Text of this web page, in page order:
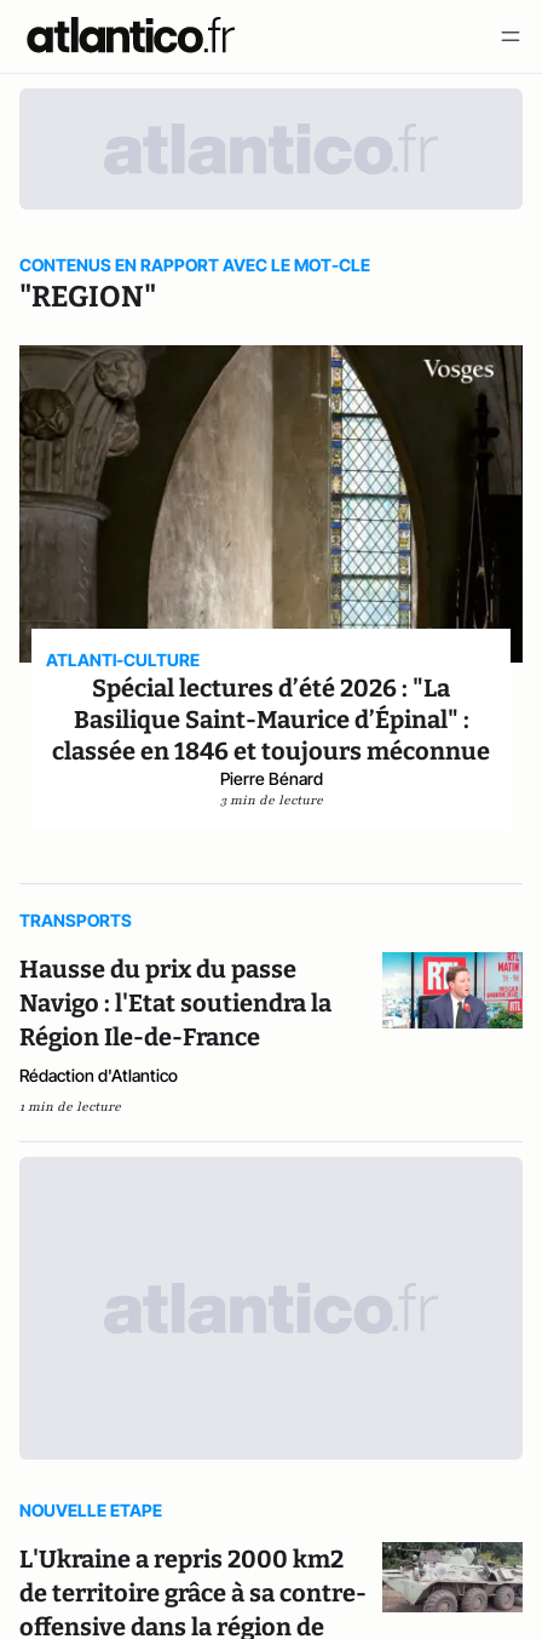
CONTENUS EN RAPPORT AVEC LE MOT-CLE
"REGION"
ATLANTI-CULTURE
Spécial lectures d’été 2026 : "La
Basilique Saint-Maurice d’Épinal" :
classée en 1846 et toujours méconnue
Pierre Bénard
3 min de lecture
TRANSPORTS
Hausse du prix du passe
Navigo : l'Etat soutiendra la
Région Ile-de-France
Rédaction d'Atlantico
1 min de lecture
NOUVELLE ETAPE
L'Ukraine a repris 2000 km2
de territoire grâce à sa contre-
offensive dans la région de